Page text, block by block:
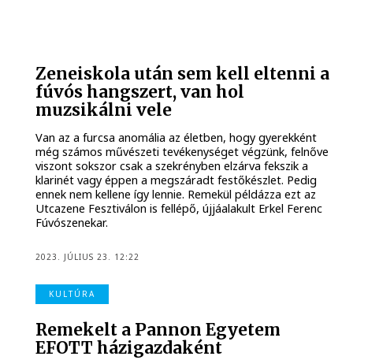
Zeneiskola után sem kell eltenni a
fúvós hangszert, van hol
muzsikálni vele
Van az a furcsa anomália az életben, hogy gyerekként
még számos művészeti tevékenységet végzünk, felnőve
viszont sokszor csak a szekrényben elzárva fekszik a
klarinét vagy éppen a megszáradt festőkészlet. Pedig
ennek nem kellene így lennie. Remekül példázza ezt az
Utcazene Fesztiválon is fellépő, újjáalakult Erkel Ferenc
Fúvószenekar.
2023. JÚLIUS 23. 12:22
KULTÚRA
Remekelt a Pannon Egyetem
EFOTT házigazdaként